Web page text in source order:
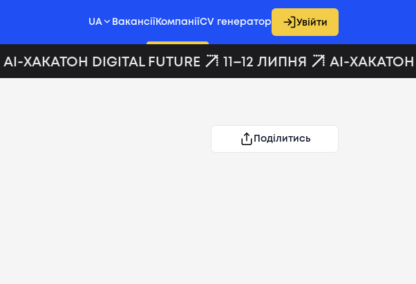
UA Вакансії КомпаніїCV генератор Увійти
ХАКАТОН DIGITAL FUTURE 11–12 ЛИПНЯ AI-ХАКАТОН
Поділитись